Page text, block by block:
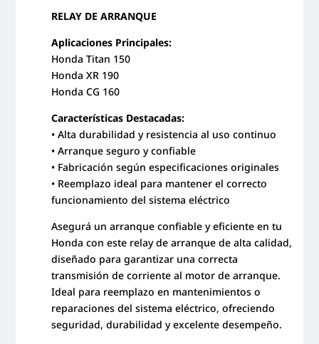
/CG
160
cantidad
RELAY DE ARRANQUE
Aplicaciones Principales:
Honda Titan 150
Honda XR 190
Honda CG 160
Características Destacadas:
• Alta durabilidad y resistencia al uso continuo
• Arranque seguro y confiable
• Fabricación según especificaciones originales
• Reemplazo ideal para mantener el correcto
funcionamiento del sistema eléctrico
Asegurá un arranque confiable y eficiente en tu
Honda con este relay de arranque de alta calidad,
diseñado para garantizar una correcta
transmisión de corriente al motor de arranque.
Ideal para reemplazo en mantenimientos o
reparaciones del sistema eléctrico, ofreciendo
seguridad, durabilidad y excelente desempeño.